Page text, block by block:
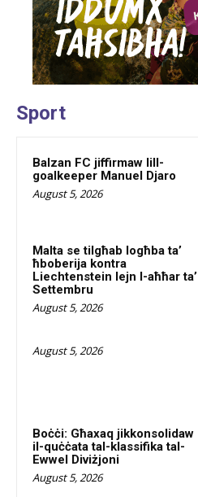
Sport
Balzan FC jiffirmaw lill-
goalkeeper Manuel Djaro
August 5, 2026
Malta se tilgħab logħba ta’
ħboberija kontra
Liechtenstein lejn l-aħħar ta’
Settembru
August 5, 2026
August 5, 2026
Boċċi: Għaxaq jikkonsolidaw
il-quċċata tal-klassifika tal-
Ewwel Diviżjoni
August 5, 2026